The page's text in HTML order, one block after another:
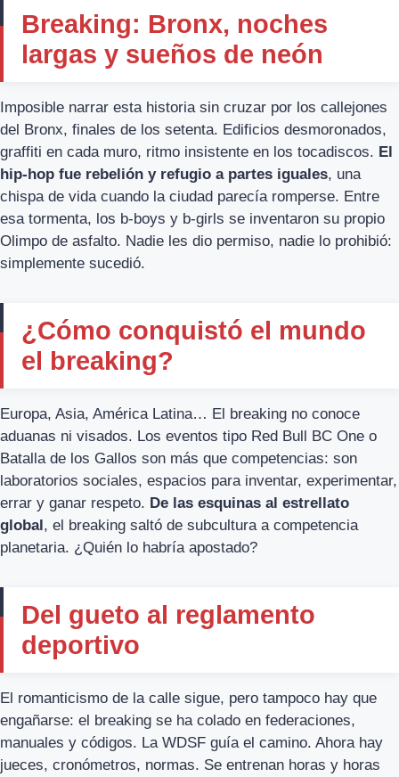
Breaking: Bronx, noches
largas y sueños de neón
Imposible narrar esta historia sin cruzar por los callejones
del Bronx, finales de los setenta. Edificios desmoronados,
graffiti en cada muro, ritmo insistente en los tocadiscos. El
hip-hop fue rebelión y refugio a partes iguales, una
chispa de vida cuando la ciudad parecía romperse. Entre
esa tormenta, los b-boys y b-girls se inventaron su propio
Olimpo de asfalto. Nadie les dio permiso, nadie lo prohibió:
simplemente sucedió.
¿Cómo conquistó el mundo
el breaking?
Europa, Asia, América Latina… El breaking no conoce
aduanas ni visados. Los eventos tipo Red Bull BC One o
Batalla de los Gallos son más que competencias: son
laboratorios sociales, espacios para inventar, experimentar,
errar y ganar respeto. De las esquinas al estrellato
global, el breaking saltó de subcultura a competencia
planetaria. ¿Quién lo habría apostado?
Del gueto al reglamento
deportivo
El romanticismo de la calle sigue, pero tampoco hay que
engañarse: el breaking se ha colado en federaciones,
manuales y códigos. La WDSF guía el camino. Ahora hay
jueces, cronómetros, normas. Se entrenan horas y horas